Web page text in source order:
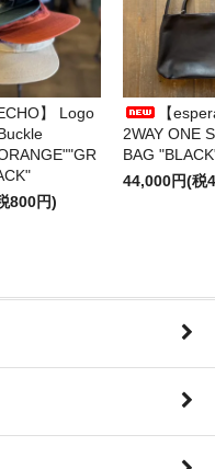
】 Logo
800円)
【
2WAY ONE
BAG
44,000円(税